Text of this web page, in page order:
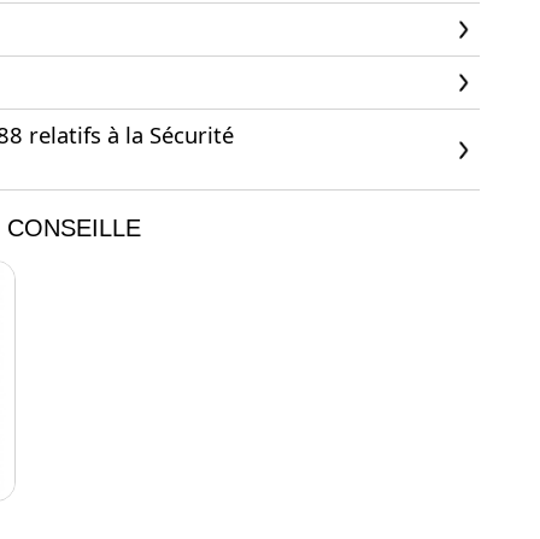
relatifs à la Sécurité